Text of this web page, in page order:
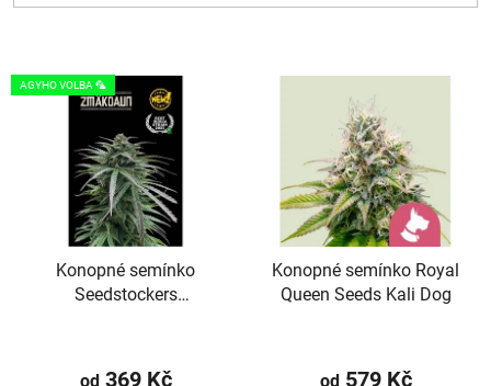
V
ý
AGYHO VOLBA 🦜
Konopné semínko
Seedstockers
hodnocení
od369 Kč
Konopné semínko Royal
Queen Seeds Kali Dog
od579 Kč